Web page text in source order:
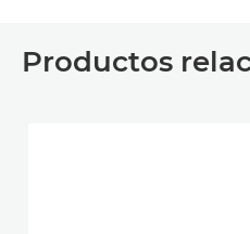
Productos